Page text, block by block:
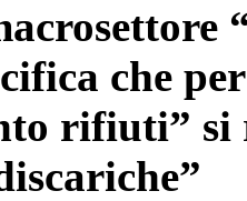
che
rifiuti”